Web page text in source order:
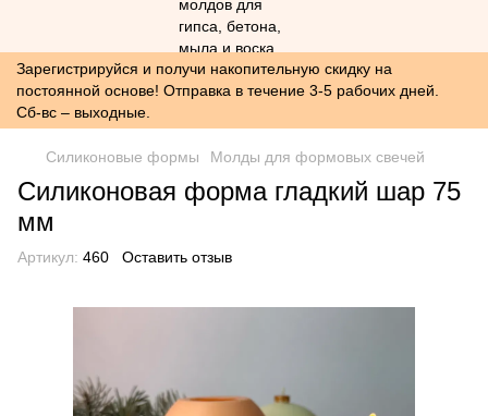
Зарегистрируйся и получи накопительную скидку на
постоянной основе! Отправка в течение 3-5 рабочих дней.
Сб-вс – выходные.
Силиконовые формы Молды для формовых свечей
Силиконовая форма гладкий шар 75
мм
Артикул: 460 Оставить отзыв